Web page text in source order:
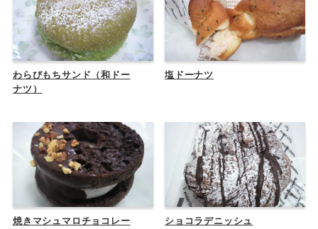
わらびもちサンド（和ドー
ナツ）
塩ドーナツ
焼きマシュマロチョコレー
ショコラデニッシュ